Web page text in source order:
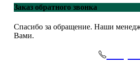
Заказ обратного звонка
Спасибо за обращение. Наши
Вами.